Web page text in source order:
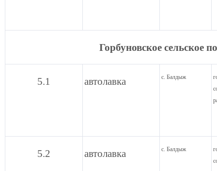
Горбуновское сельское
5.1 автолавка с. Балдыж
5.2 автолавка с. Балдыж